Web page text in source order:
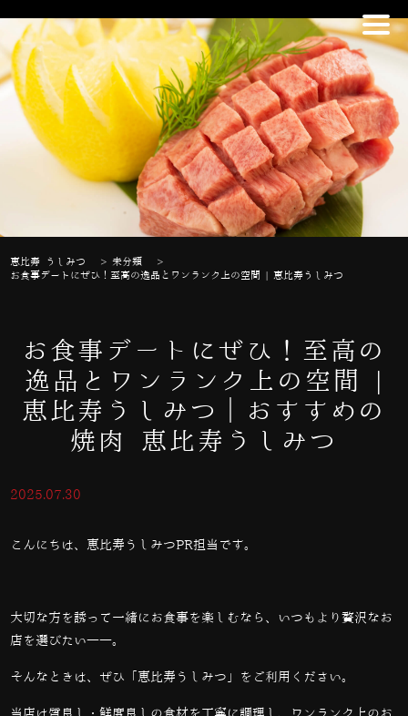
恵比寿 うしみつ >未分類
>
お食事デートにぜひ！至高の逸品とワンランク上の空間 | 恵比寿うしみつ
お食事デートにぜひ！至高の
逸品とワンランク上の空間 |
恵比寿うしみつ｜おすすめの
焼肉 恵比寿うしみつ
2025.07.30
こんにちは、恵比寿うしみつPR担当です。
大切な方を誘って一緒にお食事を楽しむなら、いつもより贅沢なお
店を選びたい――。
そんなときは、ぜひ「恵比寿うしみつ」をご利用ください。